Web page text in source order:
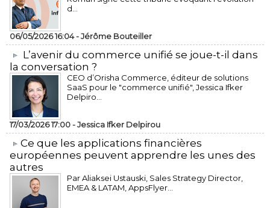
d...
06/05/2026 16:04 -Jérôme Bouteiller
L’avenir du commerce unifié se joue-t-il dans
la conversation ?
CEO d’Orisha Commerce, éditeur de solutions
SaaS pour le "commerce unifié", Jessica Ifker
Delpiro...
17/03/2026 17:00 -Jessica Ifker Delpirou
​Ce que les applications financières
européennes peuvent apprendre les unes des
autres
Par Aliaksei Ustauski, Sales Strategy Director,
EMEA & LATAM, AppsFlyer...